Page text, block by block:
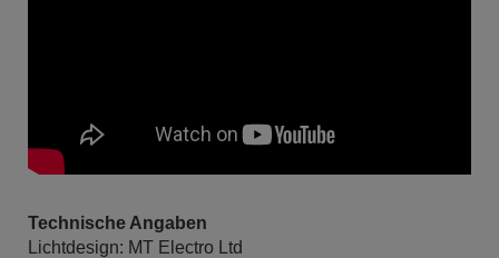
Technische Angaben
Lichtdesign: MT Electro Ltd